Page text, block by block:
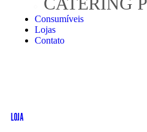
Consumíveis
Lojas
Contato
LOJA